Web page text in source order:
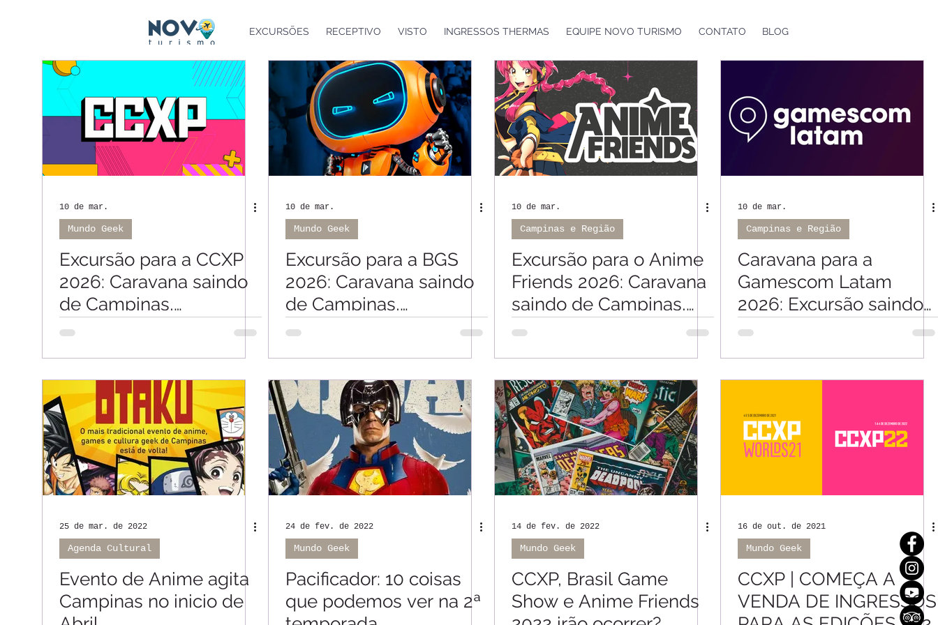
EXCURSÕES RECEPTIVO VISTO INGRESSOS THERMAS EQUIPE NOVO TURISMO CONTATO BLOG
10 de mar.
Mundo Geek
Excursão para a CCXP
2026: Caravana saindo
de Campinas,
Indaiatuba, Valinhos,
10 de mar.
Mundo Geek
Excursão para a BGS
2026: Caravana saindo
de Campinas,
Indaiatuba, Valinhos,
10 de mar.
Campinas e Região
Excursão para o Anime
Friends 2026: Caravana
saindo de Campinas,
Indaiatuba, Valinhos,
10 de mar.
Campinas e Região
Caravana para a
Gamescom Latam
2026: Excursão saindo
de Campinas,
25 de mar. de 2022
Agenda Cultural
Evento de Anime agita
Campinas no inicio de
24 de fev. de 2022
Mundo Geek
Pacificador: 10 coisas
que podemos ver na 2ª
14 de fev. de 2022
Mundo Geek
CCXP, Brasil Game
Show e Anime Friends
16 de out. de 2021
Mundo Geek
CCXP | COMEÇA A
VENDA DE INGRESSOS